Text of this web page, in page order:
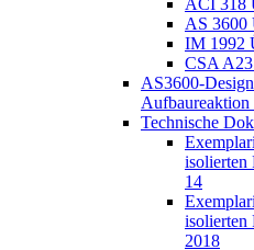
ACI 318
AS 3600
IM 1992
CSA
AS3600-
Technische
isolierten
14
isolierten
2018